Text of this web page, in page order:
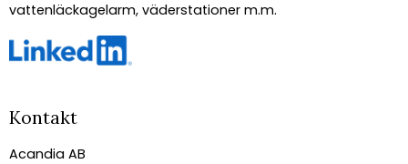
vattenläckagelarm, väderstationer m.m.
Kontakt
Acandia AB